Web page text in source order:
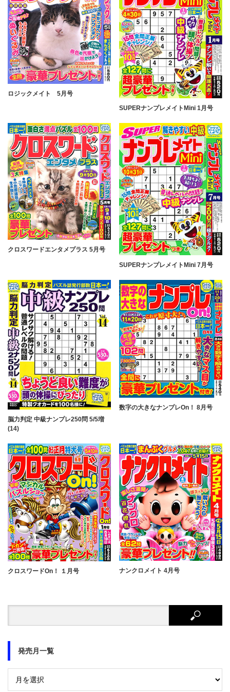
ロジックメイト 5月号
SUPERナンプレメイトMini 1月号
クロスワードエンタメプラス 5月号
SUPERナンプレメイトMini 7月号
脳力判定 中級ナンプレ250問 5/5増
(14)
数字の大きなナンプレOn！ 8月号
クロスワードOn！ １月号 ナンクロメイト 4月号
発売月一覧